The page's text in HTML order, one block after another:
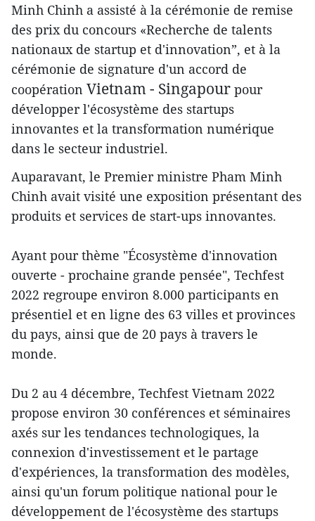
Minh Chinh a assisté à la cérémonie de remise
des prix du concours «Recherche de talents
nationaux de startup et d'innovation”, et à la
cérémonie de signature d'un accord de
coopération Vietnam - Singapour pour
développer l'écosystème des startups
innovantes et la transformation numérique
dans le secteur industriel.
Auparavant, le Premier ministre Pham Minh
Chinh avait visité une exposition présentant des
produits et services de start-ups innovantes.
Ayant pour thème "Écosystème d'innovation
ouverte - prochaine grande pensée", Techfest
2022 regroupe environ 8.000 participants en
présentiel et en ligne des 63 villes et provinces
du pays, ainsi que de 20 pays à travers le
monde.
Du 2 au 4 décembre, Techfest Vietnam 2022
propose environ 30 conférences et séminaires
axés sur les tendances technologiques, la
connexion d'investissement et le partage
d'expériences, la transformation des modèles,
ainsi qu'un forum politique national pour le
développement de l'écosystème des startups